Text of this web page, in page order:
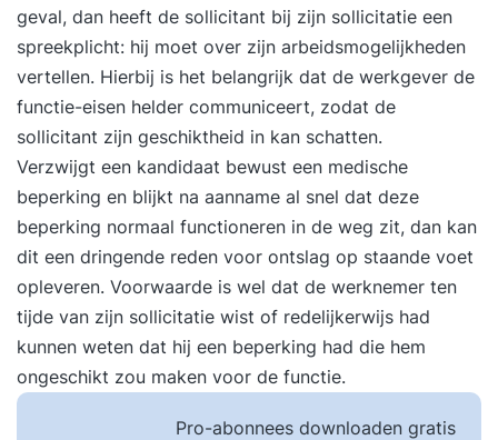
geval, dan heeft de sollicitant bij zijn sollicitatie een
spreekplicht: hij moet over zijn arbeidsmogelijkheden
vertellen. Hierbij is het belangrijk dat de werkgever de
functie-eisen helder communiceert, zodat de
sollicitant zijn geschiktheid in kan schatten.
Verzwijgt een kandidaat bewust een medische
beperking en blijkt na aanname al snel dat deze
beperking normaal functioneren in de weg zit, dan kan
dit een dringende reden voor ontslag op staande voet
opleveren. Voorwaarde is wel dat de werknemer ten
tijde van zijn sollicitatie wist of redelijkerwijs had
kunnen weten dat hij een beperking had die hem
ongeschikt zou maken voor de functie.
Pro-abonnees downloaden gratis